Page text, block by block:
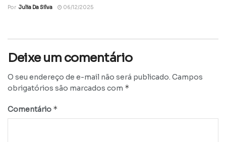
Por Julia Da Silva 06/12/2025
Deixe um comentário
O seu endereço de e-mail não será publicado. Campos
obrigatórios são marcados com *
Comentário *